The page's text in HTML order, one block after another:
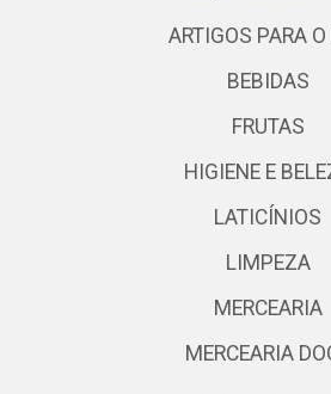
ARTIGOS PARA O
BEBIDAS
FRUTAS
HIGIENE E
LATICÍNIOS
LIMPEZA
MERCEARIA
MERCEARIA